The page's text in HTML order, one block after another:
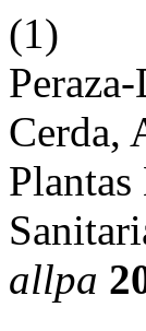
(1)
Cerda,
allpa